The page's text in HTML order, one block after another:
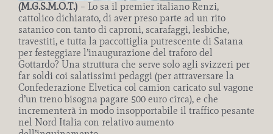
(M.G.S.M.O.T.) – Lo sa il premier italiano Renzi,
cattolico dichiarato, di aver preso parte ad un rito
satanico con tanto di caproni, scarafaggi, lesbiche,
travestiti, e tutta la paccottiglia putrescente di Satana
per festeggiare l’inaugurazione del traforo del
Gottardo? Una struttura che serve solo agli svizzeri per
far soldi coi salatissimi pedaggi (per attraversare la
Confederazione Elvetica col camion caricato sul vagone
d’un treno bisogna pagare 500 euro circa), e che
incrementerà in modo insopportabile il traffico pesante
nel Nord Italia con relativo aumento